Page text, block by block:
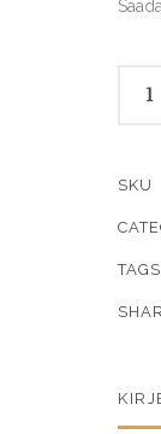
SKU
TAGS